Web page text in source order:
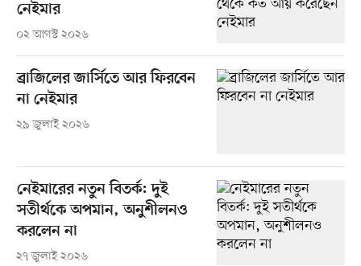
নেইমার
০২ আগস্ট ২০২৬
ব্রাজিলের জার্সিতে আর ফিরবেন
না নেইমার
২৯ জুলাই ২০২৬
নেইমারের নতুন বিতর্ক: দুই
সতীর্থকে অপমান, অনুশীলনও
করলেন না
২৭ জুলাই ২০২৬